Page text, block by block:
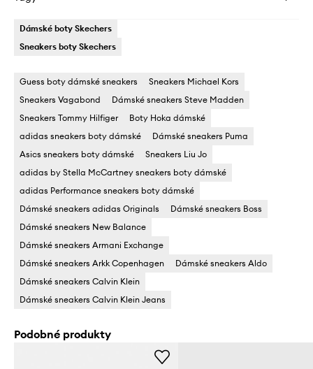
Dámské boty Skechers
Sneakers boty Skechers
Guess boty dámské sneakers
Sneakers Michael Kors
Sneakers Vagabond
Dámské sneakers Steve Madden
Sneakers Tommy Hilfiger
Boty Hoka dámské
adidas sneakers boty dámské
Dámské sneakers Puma
Asics sneakers boty dámské
Sneakers Liu Jo
adidas by Stella McCartney sneakers boty dámské
adidas Performance sneakers boty dámské
Dámské sneakers adidas Originals
Dámské sneakers Boss
Dámské sneakers New Balance
Dámské sneakers Armani Exchange
Dámské sneakers Arkk Copenhagen
Dámské sneakers Aldo
Dámské sneakers Calvin Klein
Dámské sneakers Calvin Klein Jeans
Podobné produkty